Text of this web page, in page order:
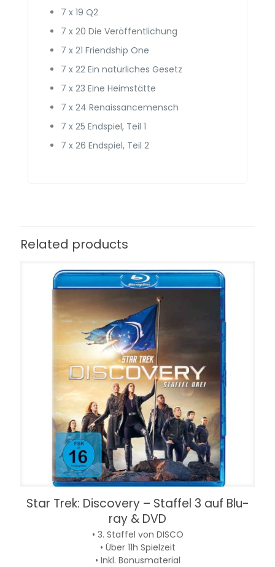
7 x 19 Q2
7 x 20 Die Veröffentlichung
7 x 21 Friendship One
7 x 22 Ein natürliches Gesetz
7 x 23 Eine Heimstätte
7 x 24 Renaissance­mensch
7 x 25 Endspiel, Teil 1
7 x 26 Endspiel, Teil 2
Related products
Star Trek: Discovery – Staffel 3 auf Blu-
ray & DVD
• 3. Staffel von DISCO
• Über 11h Spielzeit
• Inkl. Bonusmaterial